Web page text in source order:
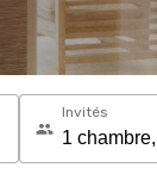
Invités